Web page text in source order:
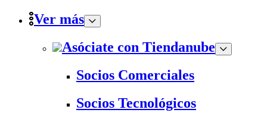
Ver más
Asóciate con Tiendanube
Socios Comerciales
Socios Tecnológicos